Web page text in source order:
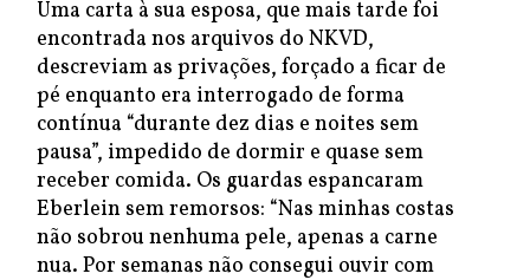
Uma carta à sua esposa, que mais tarde foi
encontrada nos arquivos do NKVD,
descreviam as privações, forçado a ficar de
pé enquanto era interrogado de forma
contínua “durante dez dias e noites sem
pausa”, impedido de dormir e quase sem
receber comida. Os guardas espancaram
Eberlein sem remorsos: “Nas minhas costas
não sobrou nenhuma pele, apenas a carne
nua. Por semanas não consegui ouvir com